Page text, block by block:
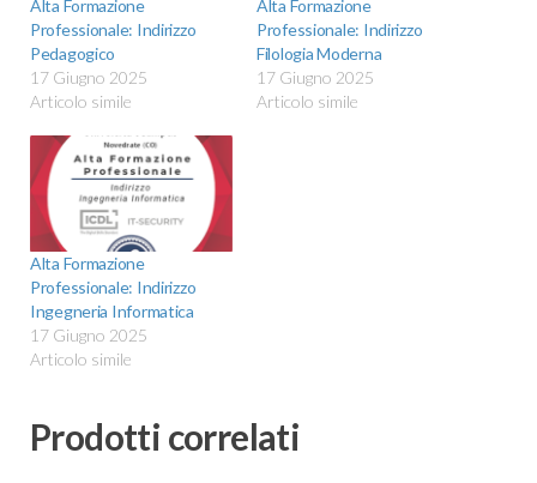
Alta Formazione
Professionale: Indirizzo
Pedagogico
17 Giugno 2025
Articolo simile
Alta Formazione
Professionale: Indirizzo
Filologia Moderna
17 Giugno 2025
Articolo simile
Alta Formazione
Professionale: Indirizzo
Ingegneria Informatica
17 Giugno 2025
Articolo simile
Prodotti correlati